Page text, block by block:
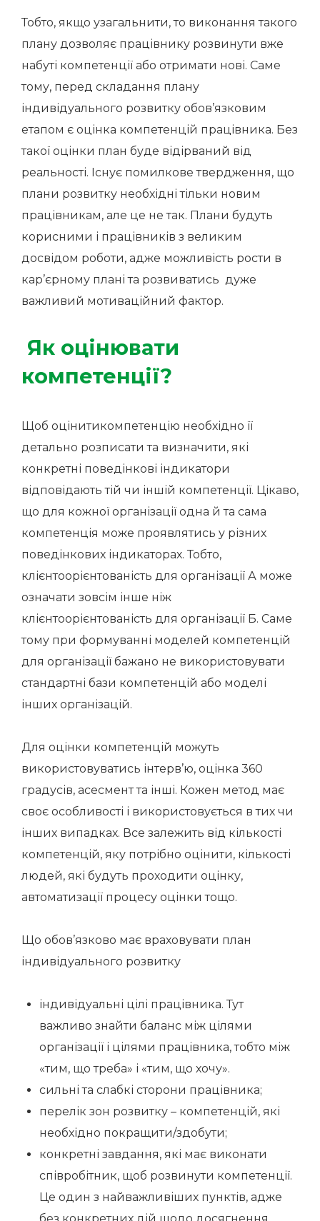
Тобто, якщо узагальнити, то виконання такого
плану дозволяє працівнику розвинути вже
набуті компетенції або отримати нові. Саме
тому, перед складання плану
індивідуального розвитку обов’язковим
етапом є оцінка компетенцій працівника. Без
такої оцінки план буде відірваний від
реальності. Існує помилкове твердження, що
плани розвитку необхідні тільки новим
працівникам, але це не так. Плани будуть
корисними і працівників з великим
досвідом роботи, адже можливість рости в
кар’єрному плані та розвиватись дуже
важливий мотиваційний фактор.
Як оцінювати
компетенції?
Щоб оцінитикомпетенцію необхідно її
детально розписати та визначити, які
конкретні поведінкові індикатори
відповідають тій чи іншій компетенції. Цікаво,
що для кожної організації одна й та сама
компетенція може проявлятись у різних
поведінкових індикаторах. Тобто,
клієнтоорієнтованість для організації А може
означати зовсім інше ніж
клієнтоорієнтованість для організації Б. Саме
тому при формуванні моделей компетенцій
для організації бажано не використовувати
стандартні бази компетенцій або моделі
інших організацій.
Для оцінки компетенцій можуть
використовуватись інтерв’ю, оцінка 360
градусів, асесмент та інші. Кожен метод має
своє особливості і використовується в тих чи
інших випадках. Все залежить від кількості
компетенцій, яку потрібно оцінити, кількості
людей, які будуть проходити оцінку,
автоматизації процесу оцінки тощо.
Що обов’язково має враховувати план
індивідуального розвитку
індивідуальні цілі працівника. Тут
важливо знайти баланс між цілями
організації і цілями працівника, тобто між
«тим, що треба» і «тим, що хочу».
сильні та слабкі сторони працівника;
перелік зон розвитку – компетенцій, які
необхідно покращити/здобути;
конкретні завдання, які має виконати
співробітник, щоб розвинути компетенції.
Це один з найважливіших пунктів, адже